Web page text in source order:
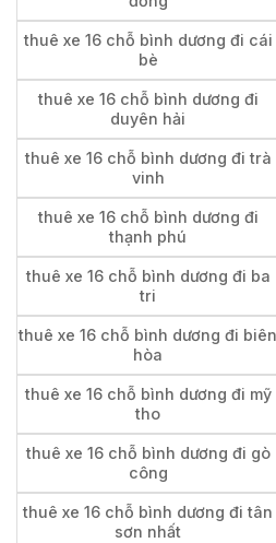
thuê xe 16 chỗ bình dương đi cái
bè
thuê xe 16 chỗ bình dương đi
duyên hải
thuê xe 16 chỗ bình dương đi trà
vinh
thuê xe 16 chỗ bình dương đi
thạnh phú
thuê xe 16 chỗ bình dương đi ba
tri
thuê xe 16 chỗ bình dương đi biên
hòa
thuê xe 16 chỗ bình dương đi mỹ
tho
thuê xe 16 chỗ bình dương đi gò
công
thuê xe 16 chỗ bình dương đi tân
sơn nhất